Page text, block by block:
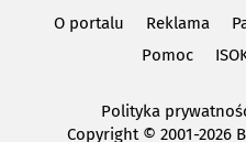
O portalu Reklama
Pomoc
Polityka
Copyright© 2001-2026